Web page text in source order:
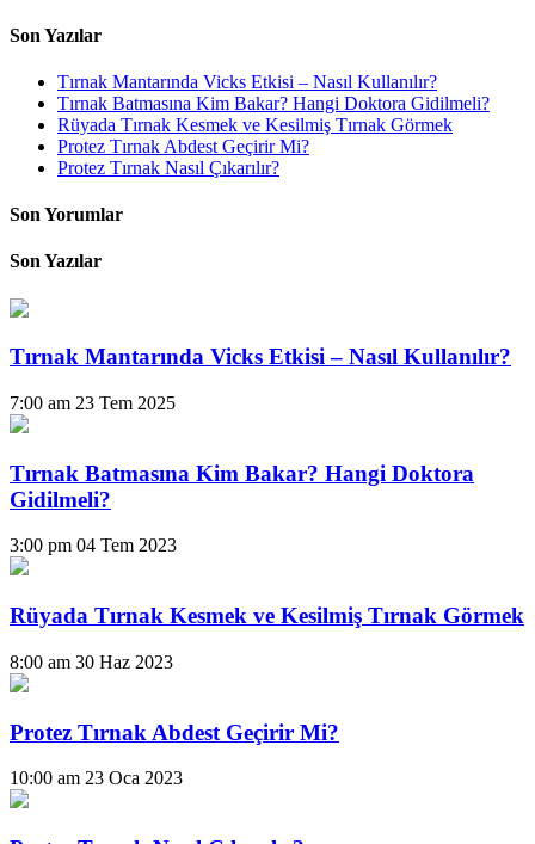
Son Yazılar
Tırnak Mantarında Vicks Etkisi – Nasıl Kullanılır?
Tırnak Batmasına Kim Bakar? Hangi Doktora Gidilmeli?
Rüyada Tırnak Kesmek ve Kesilmiş Tırnak Görmek
Protez Tırnak Abdest Geçirir Mi?
Protez Tırnak Nasıl Çıkarılır?
Son Yorumlar
Son Yazılar
Tırnak Mantarında Vicks Etkisi – Nasıl Kullanılır?
7:00 am 23 Tem 2025
Tırnak Batmasına Kim Bakar? Hangi Doktora
Gidilmeli?
3:00 pm 04 Tem 2023
Rüyada Tırnak Kesmek ve Kesilmiş Tırnak Görmek
8:00 am 30 Haz 2023
Protez Tırnak Abdest Geçirir Mi?
10:00 am 23 Oca 2023